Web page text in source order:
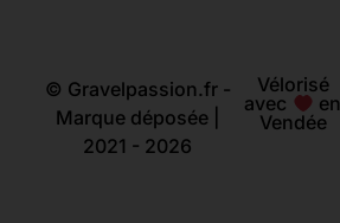
© Gravelpassion.fr -
Marque déposée |
2021 - 2026
Vélorisé
avec
en
Vendée